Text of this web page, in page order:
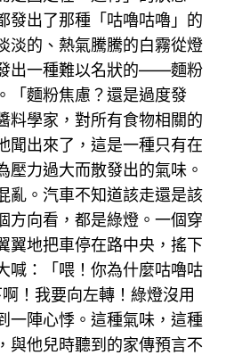
發出了那種「咕嚕咕嚕」的
淡的、熱氣騰騰的白霧從燈
出一種難以名狀的——麵粉
「麵粉焦慮？還是過度發
料學家，對所有食物相關的
聞出來了，這是一種只有在
壓力過大而散發出的氣味。
亂。汽車不知道該走還是該
方向看，都是綠燈。一個穿
翼地把車停在路中央，搖下
喊：「喂！你為什麼咕嚕咕
！我要向左轉！綠燈沒用
一陣心悸。這種氣味，這種
與他兒時聽到的家傳預言不